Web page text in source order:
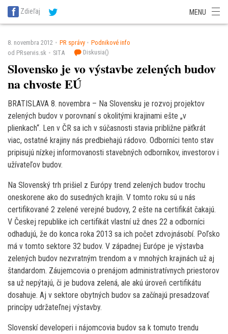
SITA Energetika
SITA Potravinárstvo
Zdieľaj MENU
8. novembra 2012 PR správy
Podnikové info
od PRservis.sk
SITA Diskusia()
Slovensko je vo výstavbe zelených budov
na chvoste EÚ
BRATISLAVA 8. novembra – Na Slovensku je rozvoj projektov
zelených budov v porovnaní s okolitými krajinami ešte „v
plienkach“. Len v ČR sa ich v súčasnosti stavia približne päťkrát
viac, ostatné krajiny nás predbiehajú rádovo. Odborníci tento stav
pripisujú nízkej informovanosti stavebných odborníkov, investorov i
užívateľov budov.
Na Slovenský trh prišiel z Európy trend zelených budov trochu
oneskorene ako do susedných krajín. V tomto roku sú u nás
certifikované 2 zelené verejné budovy, 2 ešte na certifikát čakajú.
V Českej republike ich certifikát vlastní už dnes 22 a odborníci
odhadujú, že do konca roka 2013 sa ich počet zdvojnásobí. Poľsko
má v tomto sektore 32 budov. V západnej Európe je výstavba
zelených budov nezvratným trendom a v mnohých krajinách už aj
štandardom. Záujemcovia o prenájom administratívnych priestorov
sa už nepýtajú, či je budova zelená, ale akú úroveň certifikátu
dosahuje. Aj v sektore obytných budov sa začínajú presadzovať
princípy udržateľnej výstavby.
Slovenskí developeri i nájomcovia budov sa k tomuto trendu